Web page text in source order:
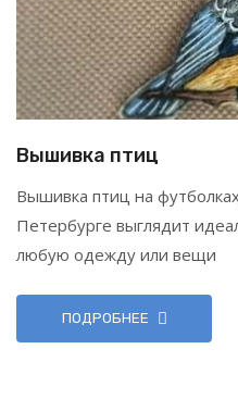
Вышивка птиц
Вышивка птиц на
Петербурге выглядит
любую одежду или вещи
ПОДРОБНЕЕ